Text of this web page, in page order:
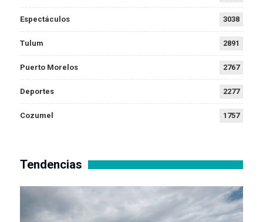
Espectáculos 3038
Tulum 2891
Puerto Morelos 2767
Deportes 2277
Cozumel 1757
Tendencias